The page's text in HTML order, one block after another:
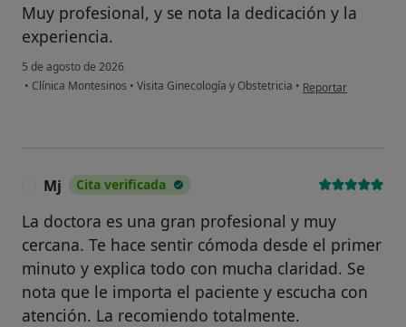
Muy profesional, y se nota la dedicación y la
experiencia.
5 de agosto de 2026
• Clínica Montesinos • Visita Ginecología y Obstetricia • en opinión del
Reportar
Mj Cita verificada
La doctora es una gran profesional y muy
cercana. Te hace sentir cómoda desde el primer
minuto y explica todo con mucha claridad. Se
nota que le importa el paciente y escucha con
atención. La recomiendo totalmente.